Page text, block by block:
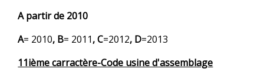
A partir de 2010
A= 2010, B= 2011, C=2012, D=2013
11ième carractère-Code usine d'assemblage